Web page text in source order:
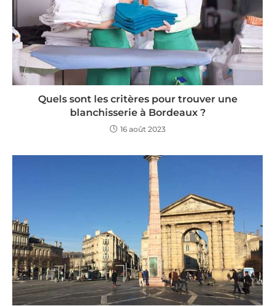
Quels sont les critères pour trouver une
blanchisserie à Bordeaux ?
16 août 2023